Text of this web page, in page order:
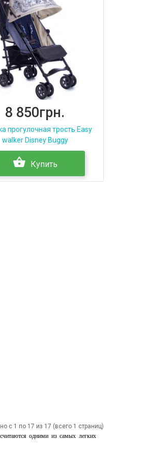
8 850грн.
прогулочная трость Easy
walker Disney Buggy
Купить
с 1 по 17 из 17 (всего 1 страниц)
одними из самых легких